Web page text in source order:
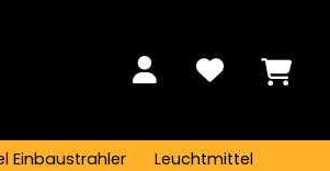
Einbaustrahler
Leuchtmittel